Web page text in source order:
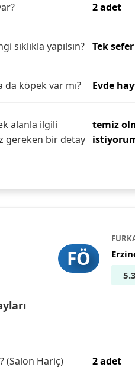
2 adet
sıklıkla yapılsın? Tek sefer
da köpek var mı? Evde
alanla ilgili
gereken bir detay
temiz
FÖ
(Salon Hariç) 2 adet